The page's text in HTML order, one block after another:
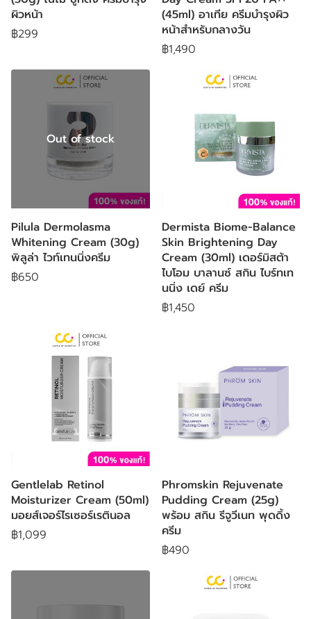
ผิวหน้า
฿299
(45ml) อาเทีย ครีมบำรุงผิว
หน้าสำหรับกลางวัน
฿1,490
Out of stock
Pilula Dermolasma
Whitening Cream (30g)
พิลูล่า ไวท์เทนนิ่งครีม
฿650
Dermista Biome-Balance
Skin Brightening Day
Cream (30ml) เดอร์มิสต้า
ไบโอม บาลานซ์ สกิน ไบร์ทเท
นนิ่ง เดย์ ครีม
฿1,450
Gentlelab Retinol
Moisturizer Cream (50ml)
มอยส์เจอร์ไรเซอร์เรตินอล
฿1,099
Phromskin Rejuvenate
Pudding Cream (25g)
พร้อม สกิน รีจูวีเนท พุดดิ้ง
ครีม
฿490